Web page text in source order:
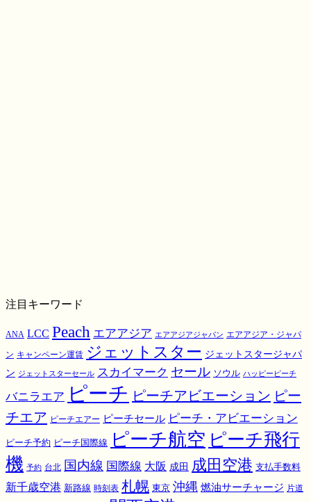
注目キーワード
ANA LCC Peach エアアジア エアアジアジャパン エアアジア・ジャパ
ン キャンペーン運賃 ジェットスター ジェットスタージャパ
ン ジェットスターセール スカイマーク セール ソウル ハッピーピーチ
バニラエア ピーチ ピーチアビエーション ピー
チエア ピーチエアー ピーチセール ピーチ・アビエーション
ピーチ予約 ピーチ国際線 ピーチ航空 ピーチ飛行
機 予約 台北 国内線 国際線 大阪 成田 成田空港 支払手数料
新千歳空港 新路線 時刻表 札幌 東京 沖縄 燃油サーチャージ 片道